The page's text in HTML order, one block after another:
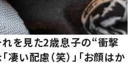
れを見た2歳息子の“衝撃
い配慮（笑）」「お顔はか